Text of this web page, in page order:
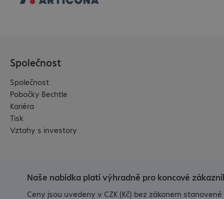
Společnost
Společnost
Pobočky Bechtle
Kariéra
Tisk
Vztahy s investory
Naše nabídka platí výhradně pro koncové
Ceny jsou uvedeny v CZK (Kč) bez zákonem stanovené